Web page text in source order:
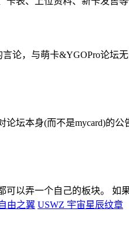
论，与萌卡&YGOPro论坛
坛本身(而不是mycard)的公
以弄一个自己的板块。 如
由之翼 USWZ 宇宙星辰纹章